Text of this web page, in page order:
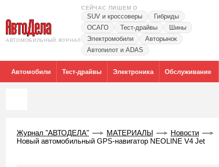
АВТОМОБИЛЬНЫЙ ЖУРНАЛ
СЕЙЧАС ПИШЕМ О
SUV и кроссоверы
Гибриды
ОСАГО
Тест-драйвы
Шины
Электромобили
Авторынок
Автопилот и ADAS
Автомобили Тест-драйвы Электроника Обслуживание
Журнал "АВТОДЕЛА" МАТЕРИАЛЫ
Новости
Новый автомобильный GPS-навигатор NEOLINE V4 Jet